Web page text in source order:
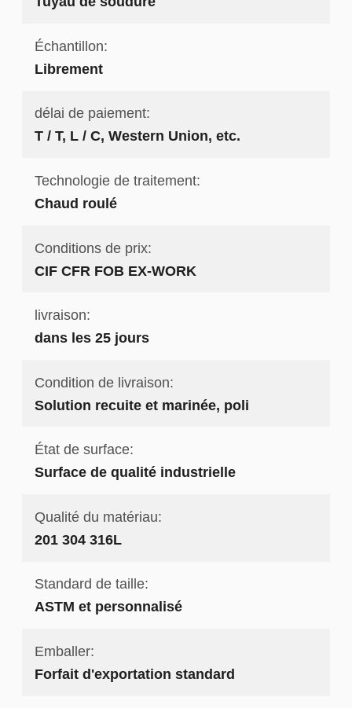
Échantillon:
Librement
délai de paiement:
T / T, L / C, Western Union, etc.
Technologie de traitement:
Chaud roulé
Conditions de prix:
CIF CFR FOB EX-WORK
livraison:
dans les 25 jours
Condition de livraison:
Solution recuite et marinée, poli
État de surface:
Surface de qualité industrielle
Qualité du matériau:
201 304 316L
Standard de taille:
ASTM et personnalisé
Emballer:
Forfait d'exportation standard